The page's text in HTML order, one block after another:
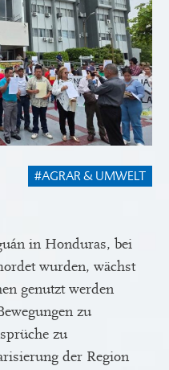
#AGRAR & UMWELT
in Honduras, bei
wurden, wächst
genutzt werden
zu
zu
der Region